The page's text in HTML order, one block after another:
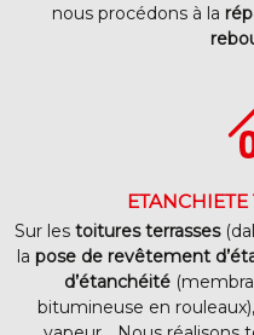
nous procédons à la
ETANCHIETE
Sur les toitures terrasses
la pose de revêtement
d’étanchéité
bitumineuse en